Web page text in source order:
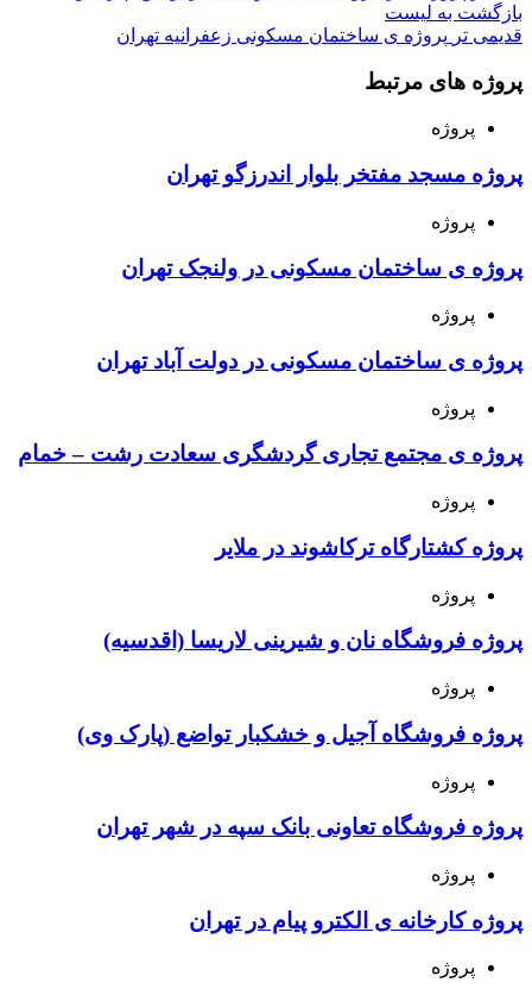
بازگشت به لیست
قدیمی تر پروژه ی ساختمان مسکونی زعفرانیه تهران
پروژه های مرتبط
پروژه
پروژه مسجد مفتخر بلوار اندرزگو تهران
پروژه
پروژه ی ساختمان مسکونی در ولنجک تهران
پروژه
پروژه ی ساختمان مسکونی در دولت آباد تهران
پروژه
پروژه ی مجتمع تجاری گردشگری سعادت رشت – خمام
پروژه
پروژه کشتارگاه ترکاشوند در ملایر
پروژه
پروژه فروشگاه نان و شیرینی لاریسا (اقدسیه)
پروژه
پروژه فروشگاه آجیل و خشکبار تواضع (پارک وی)
پروژه
پروژه فروشگاه تعاونی بانک سپه در شهر تهران
پروژه
پروژه کارخانه ی الکترو پیام در تهران
پروژه